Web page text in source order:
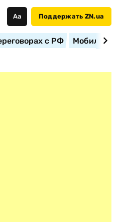
Аа Поддержать ZN.ua
с РФ